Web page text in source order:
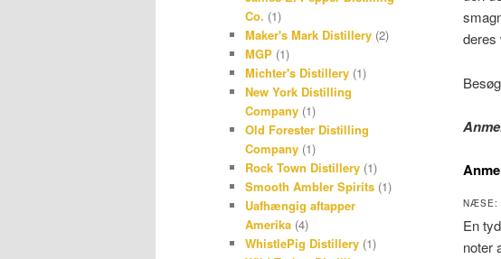
deres
NÆSE:
En
noter
Co. (1)
Maker's Mark Distillery(2)
MGP(1)
Michter's Distillery(1)
New York Distilling
Company(1)
Old Forester Distilling
Company(1)
Rock Town Distillery(1)
Smooth Ambler Spirits(1)
Uafhængig aftapper
Amerika(4)
WhistlePig Distillery(1)